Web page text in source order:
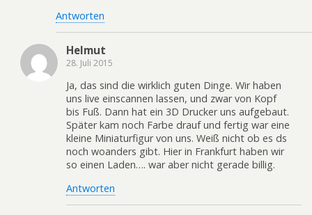
Antworten
Helmut
28. Juli 2015
Ja, das sind die wirklich guten Dinge. Wir haben
uns live einscannen lassen, und zwar von Kopf
bis Fuß. Dann hat ein 3D Drucker uns aufgebaut.
Später kam noch Farbe drauf und fertig war eine
kleine Miniaturfigur von uns. Weiß nicht ob es ds
noch woanders gibt. Hier in Frankfurt haben wir
so einen Laden…. war aber nicht gerade billig.
Antworten